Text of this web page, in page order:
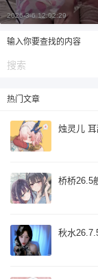
2026-3-6 12:02:29
输入你要查找的内容
热门文章
烛灵儿
桥桥26.5
秋水
您没有